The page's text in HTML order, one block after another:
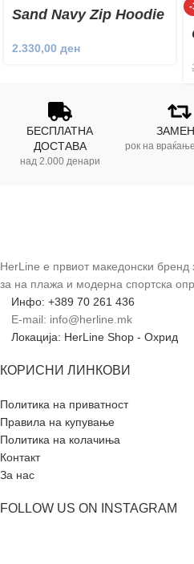
Sand Navy Zip Hoodie
2.330,00 ден
БЕСПЛАТНА
ДОСТАВА
над 2.000 денари
рок на
HerLine е првиот македонски бренд
за на плажа и модерна спортска
Инфо: +389 70 261 436
E-mail: info@herline.mk
Локација: HerLine Shop - Охрид
КОРИСНИ ЛИНКОВИ
Политика на приватност
Правила на купување
Политика на колачиња
Контакт
За нас
FOLLOW US ON INSTAGRAM